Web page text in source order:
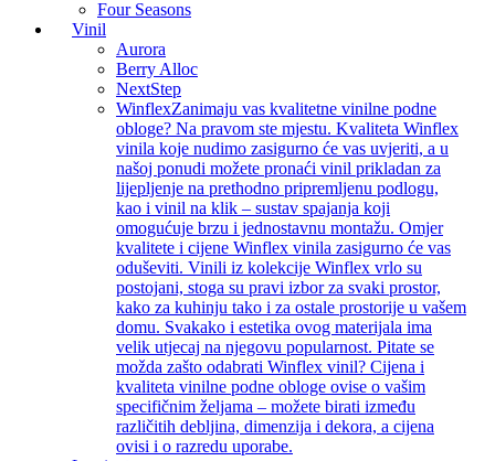
Four Seasons
Vinil
Aurora
Berry Alloc
NextStep
WinflexZanimaju vas kvalitetne vinilne podne
obloge? Na pravom ste mjestu. Kvaliteta Winflex
vinila koje nudimo zasigurno će vas uvjeriti, a u
našoj ponudi možete pronaći vinil prikladan za
lijepljenje na prethodno pripremljenu podlogu,
kao i vinil na klik – sustav spajanja koji
omogućuje brzu i jednostavnu montažu. Omjer
kvalitete i cijene Winflex vinila zasigurno će vas
oduševiti. Vinili iz kolekcije Winflex vrlo su
postojani, stoga su pravi izbor za svaki prostor,
kako za kuhinju tako i za ostale prostorije u vašem
domu. Svakako i estetika ovog materijala ima
velik utjecaj na njegovu popularnost. Pitate se
možda zašto odabrati Winflex vinil? Cijena i
kvaliteta vinilne podne obloge ovise o vašim
specifičnim željama – možete birati između
različitih debljina, dimenzija i dekora, a cijena
ovisi i o razredu uporabe.